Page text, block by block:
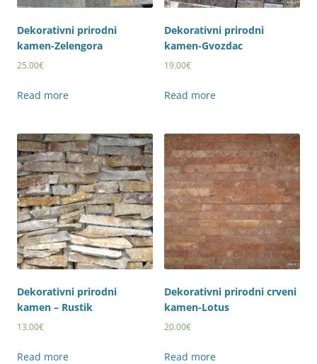
Dekorativni prirodni
kamen-Zelengora
25.00€
Read more
Dekorativni prirodni
kamen-Gvozdac
19.00€
Read more
Dekorativni prirodni
kamen – Rustik
13.00€
Read more
Dekorativni prirodni crveni
kamen-Lotus
20.00€
Read more